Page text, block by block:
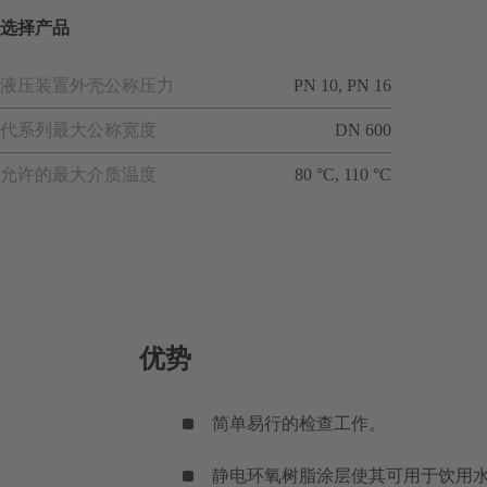
选择产品
液压装置外壳公称压力 PN 10, PN 16
代系列最大公称宽度 DN 600
允许的最大介质温度 80 °C, 110 °C
优势
简单易行的检查工作。
静电环氧树脂涂层使其可用于饮用